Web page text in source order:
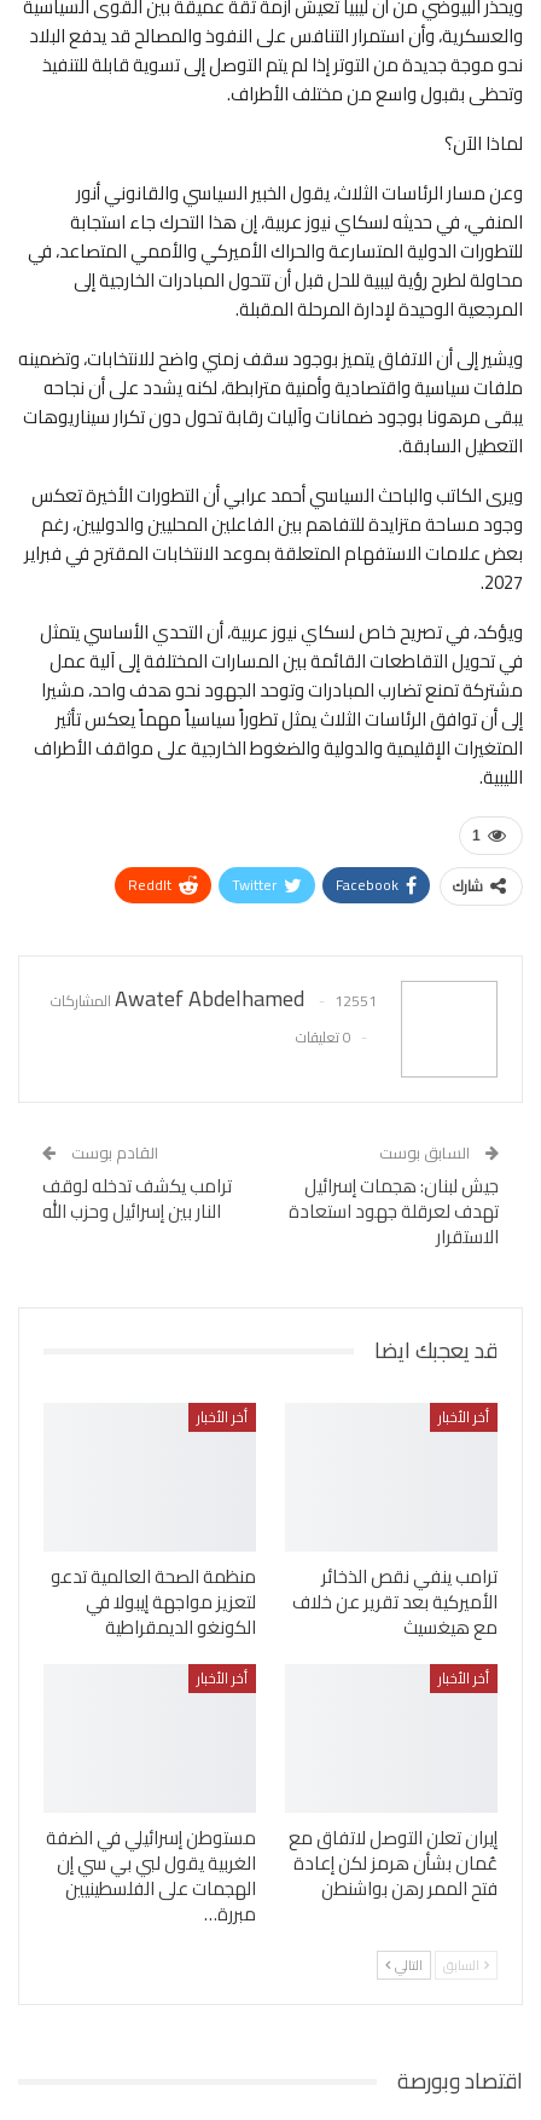
والعسكرية، وأن استمرار التنافس على النفوذ والمصالح قد يدفع البلاد
نحو موجة جديدة من التوتر إذا لم يتم التوصل إلى تسوية قابلة للتنفيذ
وتحظى بقبول واسع من مختلف الأطراف.
لماذا الآن؟
وعن مسار الرئاسات الثلاث، يقول الخبير السياسي والقانوني أنور
المنفي، في حديثه لسكاي نيوز عربية، إن هذا التحرك جاء استجابة
للتطورات الدولية المتسارعة والحراك الأميركي والأممي المتصاعد، في
محاولة لطرح رؤية ليبية للحل قبل أن تتحول المبادرات الخارجية إلى
المرجعية الوحيدة لإدارة المرحلة المقبلة.
ويشير إلى أن الاتفاق يتميز بوجود سقف زمني واضح للانتخابات، وتضمينه
ملفات سياسية واقتصادية وأمنية مترابطة، لكنه يشدد على أن نجاحه
يبقى مرهونا بوجود ضمانات وآليات رقابة تحول دون تكرار سيناريوهات
التعطيل السابقة.
ويرى الكاتب والباحث السياسي أحمد عرابي أن التطورات الأخيرة تعكس
وجود مساحة متزايدة للتفاهم بين الفاعلين المحليين والدوليين، رغم
بعض علامات الاستفهام المتعلقة بموعد الانتخابات المقترح في فبراير
2027.
ويؤكد، في تصريح خاص لسكاي نيوز عربية، أن التحدي الأساسي يتمثل
في تحويل التقاطعات القائمة بين المسارات المختلفة إلى آلية عمل
مشتركة تمنع تضارب المبادرات وتوحد الجهود نحو هدف واحد، مشيرا
إلى أن توافق الرئاسات الثلاث يمثل تطوراً سياسياً مهماً يعكس تأثير
المتغيرات الإقليمية والدولية والضغوط الخارجية على مواقف الأطراف
الليبية.
1
شارك Facebook
Twitter
ReddIt
Awatef Abdelhamed
12551 المشاركات
0 تعليقات
السابق بوست
جيش لبنان: هجمات إسرائيل
تهدف لعرقلة جهود استعادة
الاستقرار
القادم بوست
ترامب يكشف تدخله لوقف
النار بين إسرائيل وحزب الله
قد يعجبك ايضا
أخر الأخبار
ترامب ينفي نقص الذخائر
الأميركية بعد تقرير عن خلاف
مع هيغسيث
أخر الأخبار
منظمة الصحة العالمية تدعو
لتعزيز مواجهة إيبولا في
الكونغو الديمقراطية
أخر الأخبار
إيران تعلن التوصل لاتفاق مع
عُمان بشأن هرمز لكن إعادة
فتح الممر رهن بواشنطن
أخر الأخبار
مستوطن إسرائيلي في الضفة
الغربية يقول لبي بي سي إن
الهجمات على الفلسطينيين
مبررة…
السابق التالي
اقتصاد وبورصة